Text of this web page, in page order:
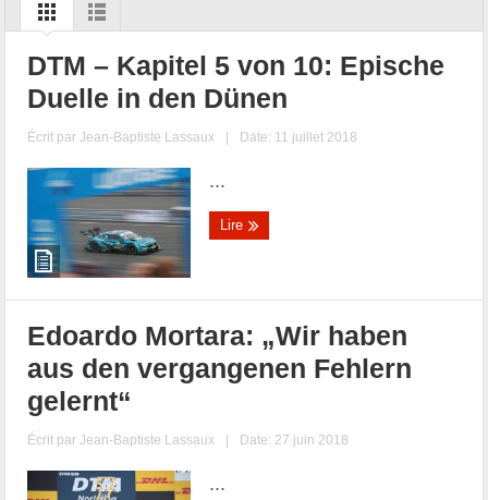
DTM – Kapitel 5 von 10: Epische
Duelle in den Dünen
Écrit parJean-Baptiste Lassaux | Date: 11 juillet 2018
...
Lire
Edoardo Mortara: „Wir haben
aus den vergangenen Fehlern
gelernt“
Écrit parJean-Baptiste Lassaux | Date: 27 juin 2018
...